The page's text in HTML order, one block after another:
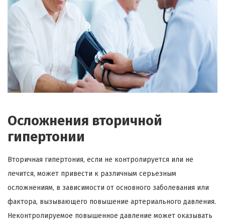
Осложнения вторичной
гипертонии
Вторичная гипертония, если не контролируется или не
лечится, может привести к различным серьезным
осложнениям, в зависимости от основного заболевания или
фактора, вызывающего повышение артериального давления.
Неконтролируемое повышенное давление может оказывать